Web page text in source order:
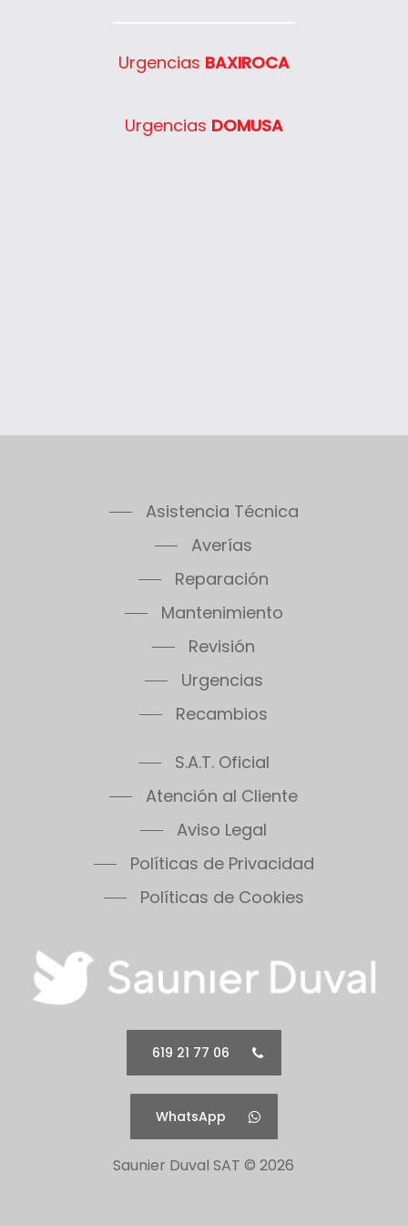
Urgencias BAXIROCA
Urgencias DOMUSA
Asistencia Técnica
Averías
Reparación
Mantenimiento
Revisión
Urgencias
Recambios
S.A.T. Oficial
Atención al Cliente
Aviso Legal
Políticas de Privacidad
Políticas de Cookies
619 21 77 06
WhatsApp
Saunier Duval SAT ©2026